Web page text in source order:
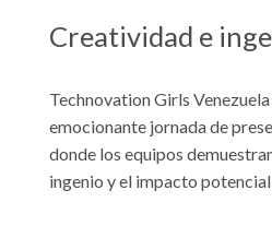
Creatividad e
Technovation Girls
emocionante jornada de
donde los equipos
ingenio y el impacto